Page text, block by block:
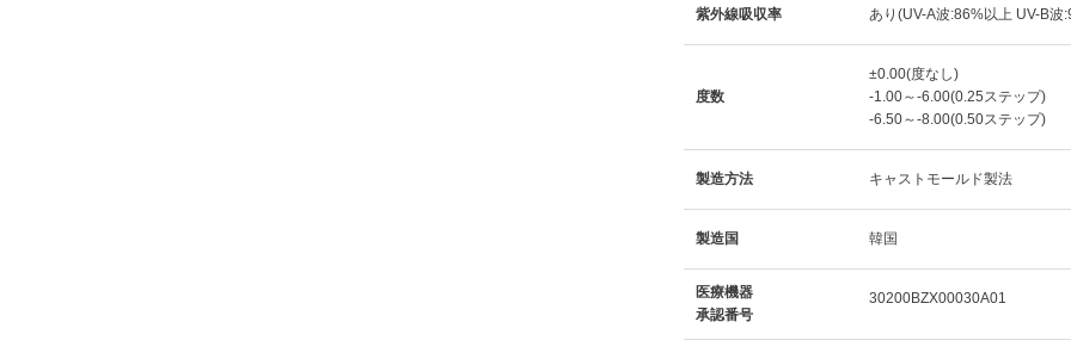
紫外線吸収率 あり(UV-A波:86%以上 UV-B波
度数
±0.00(度なし)
-1.00～-6.00(0.25ステップ)
-6.50～-8.00(0.50ステップ)
製造方法 キャストモールド製法
製造国 韓国
医療機器
承認番号
30200BZX00030A01